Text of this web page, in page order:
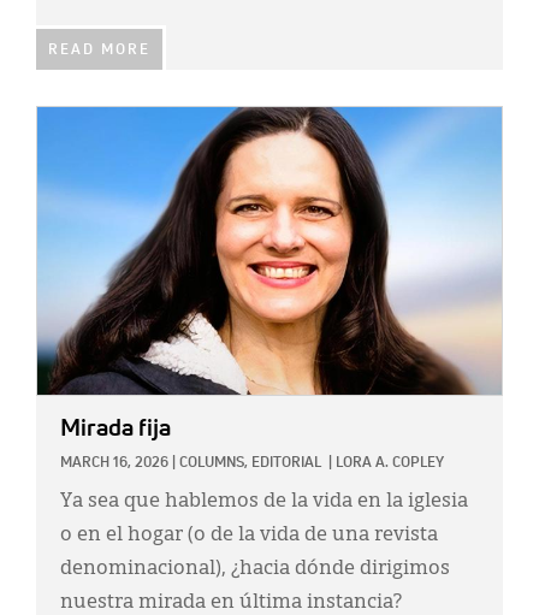
READ MORE
Mirada fija
MARCH 16, 2026 COLUMNS, EDITORIAL LORA A. COPLEY
Ya sea que hablemos de la vida en la iglesia
o en el hogar (o de la vida de una revista
denominacional), ¿hacia dónde dirigimos
nuestra mirada en última instancia?